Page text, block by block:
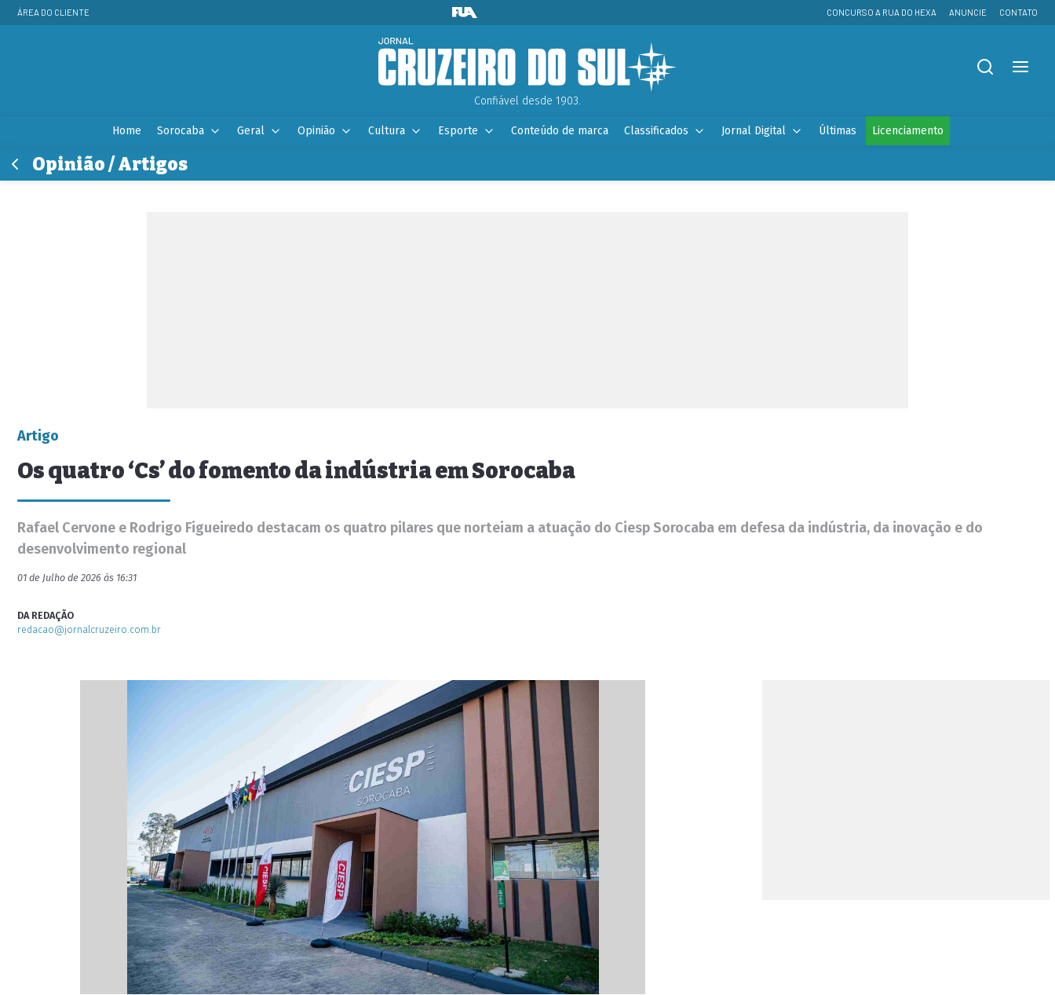
ÁREA DO CLIENTE CONCURSO A RUA DO HEXA ANUNCIE CONTATO
Confiável desde 1903.
Home Sorocaba Geral Opinião Cultura Esporte Conteúdo de marca Classificados Jornal Digital Últimas Licenciamento
Opinião / Artigos
Artigo
Os quatro ‘Cs’ do fomento da indústria em Sorocaba
Rafael Cervone e Rodrigo Figueiredo destacam os quatro pilares que norteiam a atuação do Ciesp Sorocaba em defesa da indústria, da inovação e do
desenvolvimento regional
01 de Julho de 2026 às 16:31
DA REDAÇÃO
redacao@jornalcruzeiro.com.br